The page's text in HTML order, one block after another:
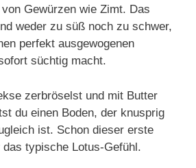
Gewürzen wie Zimt. Das
weder zu süß noch zu schwer,
perfekt ausgewogenen
süchtig macht.
zerbröselst und mit Butter
du einen Boden, der knusprig
ist. Schon dieser erste
typische Lotus-Gefühl.